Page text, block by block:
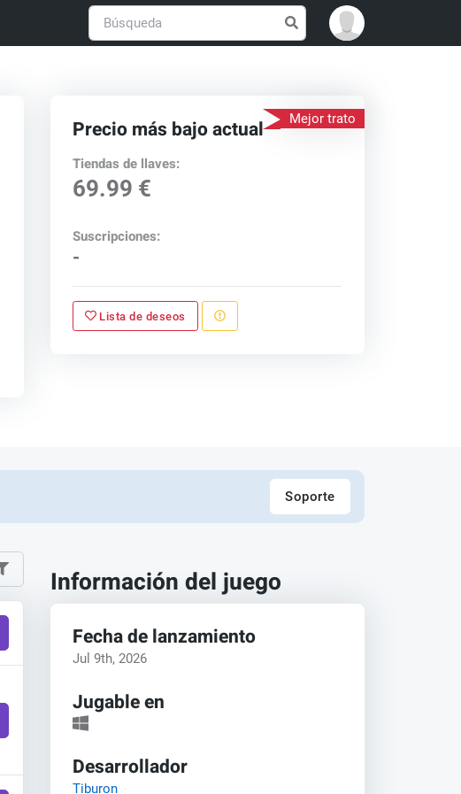
Mejor trato
Precio más bajo actual
Tiendas de llaves:
69.99 €
Suscripciones:
-
Lista de deseos
Soporte
Información del juego
Fecha de lanzamiento
Jul 9th, 2026
Jugable en
Desarrollador
Tiburon